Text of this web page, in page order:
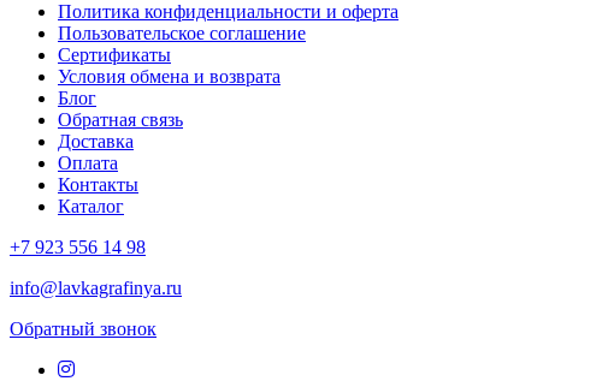
Политика конфиденциальности и оферта
Пользовательское соглашение
Сертификаты
Условия обмена и возврата
Блог
Обратная связь
Доставка
Оплата
Контакты
Каталог
+7 923 556 14 98
info@lavkagrafinya.ru
Обратный звонок